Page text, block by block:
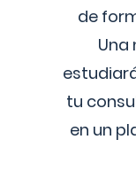
de
tu
en un